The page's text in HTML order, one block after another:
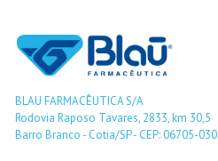
BLAU FARMACÊUTICA S/A
Rodovia Raposo Tavares, 2833, km 30,5
Barro Branco - Cotia/SP - CEP: 06705-030